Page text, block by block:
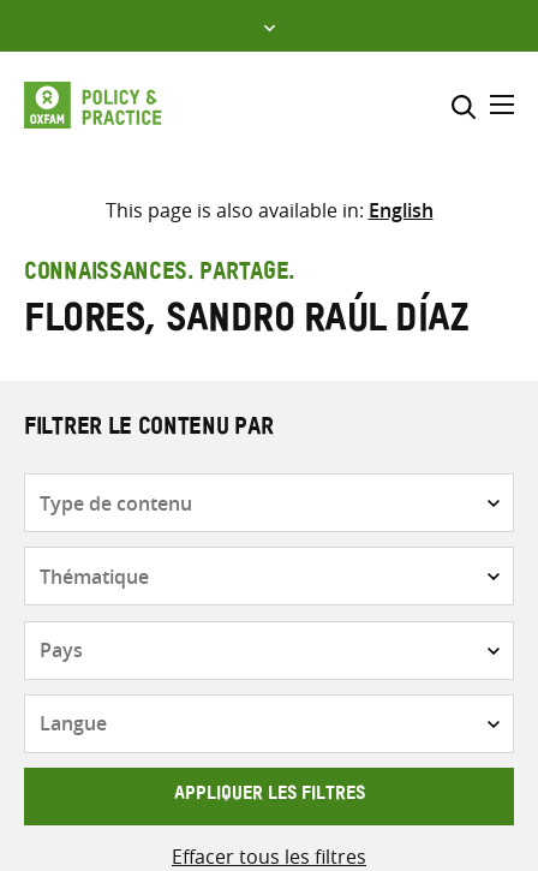
to
content
Sélectionner l’emplacement
Saisir
les
termes
This page is also available in: English
CONNAISSANCES. PARTAGE.
Flores, Sandro Raúl Díaz
FILTRER LE CONTENU PAR
contenu
APPLIQUER LES FILTRES
Effacer tous les filtres